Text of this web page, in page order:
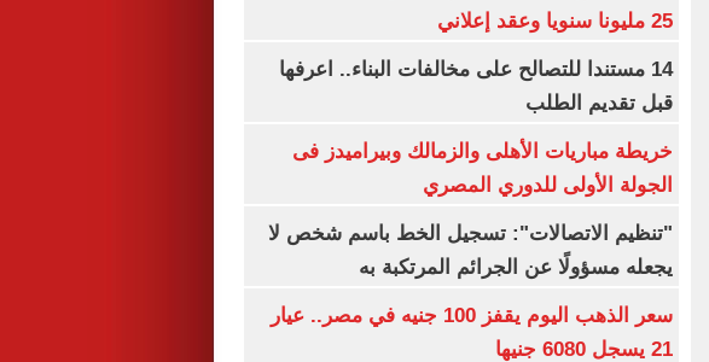
25 مليونا سنويا وعقد إعلاني
14 مستندا للتصالح على مخالفات البناء.. اعرفها
قبل تقديم الطلب
خريطة مباريات الأهلى والزمالك وبيراميدز فى
الجولة الأولى للدوري المصري
"تنظيم الاتصالات": تسجيل الخط باسم شخص لا
يجعله مسؤولًا عن الجرائم المرتكبة به
سعر الذهب اليوم يقفز 100 جنيه في مصر.. عيار
21 يسجل 6080 جنيها